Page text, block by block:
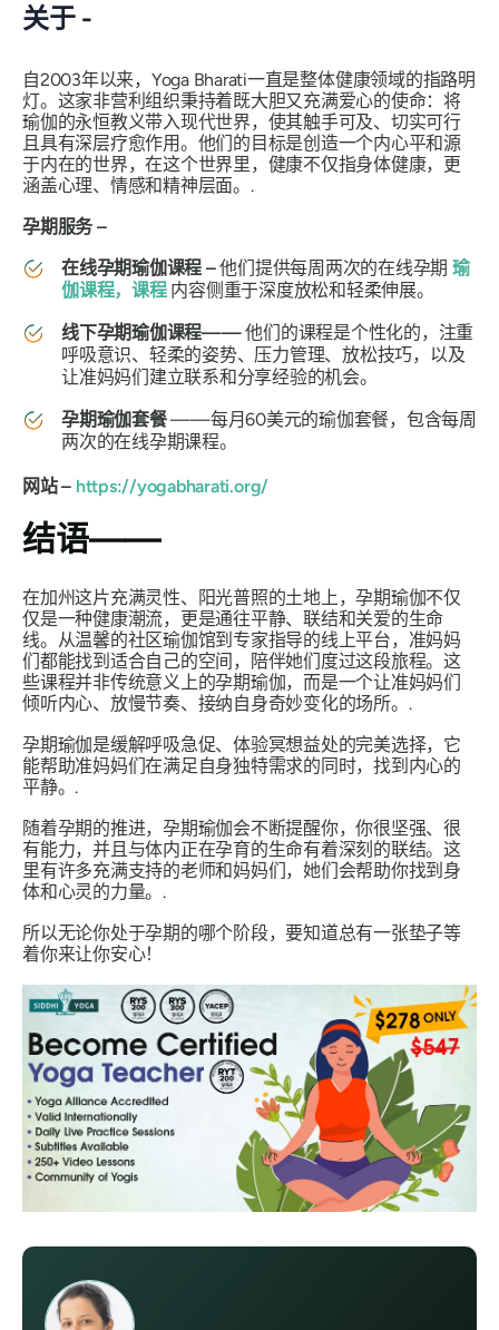
关于 -
自2003年以来，Yoga Bharati一直是整体健康领域的指路明
灯。这家非营利组织秉持着既大胆又充满爱心的使命：将
瑜伽的永恒教义带入现代世界，使其触手可及、切实可行
且具有深层疗愈作用。他们的目标是创造一个内心平和源
于内在的世界，在这个世界里，健康不仅指身体健康，更
涵盖心理、情感和精神层面。.
孕期服务 –
在线孕期瑜伽课程 –他们提供每周两次的在线孕期瑜
伽课程，课程内容侧重于深度放松和轻柔伸展。
线下孕期瑜伽课程——他们的课程是个性化的，注重
呼吸意识、轻柔的姿势、压力管理、放松技巧，以及
让准妈妈们建立联系和分享经验的机会。
孕期瑜伽套餐——每月60美元的瑜伽套餐，包含每周
两次的在线孕期课程。
网站 – https://yogabharati.org/
结语——
在加州这片充满灵性、阳光普照的土地上，孕期瑜伽不仅
仅是一种健康潮流，更是通往平静、联结和关爱的生命
线。从温馨的社区瑜伽馆到专家指导的线上平台，准妈妈
们都能找到适合自己的空间，陪伴她们度过这段旅程。这
些课程并非传统意义上的孕期瑜伽，而是一个让准妈妈们
倾听内心、放慢节奏、接纳自身奇妙变化的场所。.
孕期瑜伽是缓解呼吸急促、体验冥想益处的完美选择，它
能帮助准妈妈们在满足自身独特需求的同时，找到内心的
平静。.
随着孕期的推进，孕期瑜伽会不断提醒你，你很坚强、很
有能力，并且与体内正在孕育的生命有着深刻的联结。这
里有许多充满支持的老师和妈妈们，她们会帮助你找到身
体和心灵的力量。.
所以无论你处于孕期的哪个阶段，要知道总有一张垫子等
着你来让你安心！